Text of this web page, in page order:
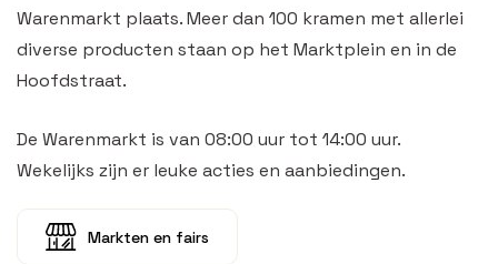
Warenmarkt plaats. Meer dan 100 kramen met allerlei
diverse producten staan op het Marktplein en in de
Hoofdstraat.
De Warenmarkt is van 08:00 uur tot 14:00 uur.
Wekelijks zijn er leuke acties en aanbiedingen.
Markten en fairs